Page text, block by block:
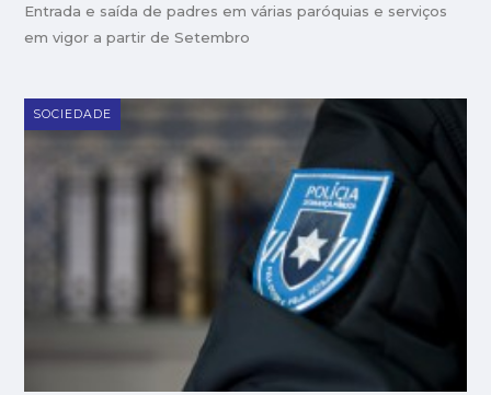
Entrada e saída de padres em várias paróquias e serviços
em vigor a partir de Setembro
SOCIEDADE